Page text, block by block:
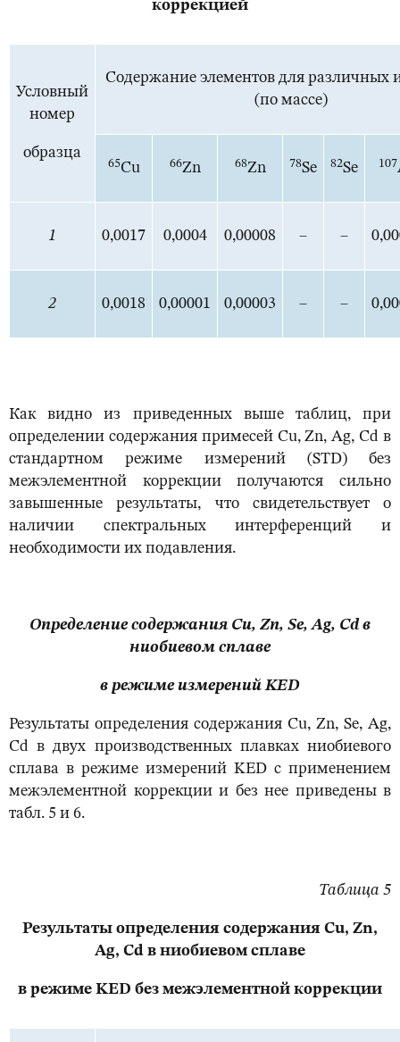
коррекцией
Условный
номер
образца
Содержание элементов для различных
(по массе)
65Cu 66Zn 68Zn 78Se 82Se 107
1 0,0017 0,0004 0,00008 – –
2 0,0018 0,00001 0,00003 – –
Как видно из приведенных выше таблиц, при
определении содержания примесей Cu, Zn, Ag, Cd в
стандартном режиме измерений (STD) без
межэлементной коррекции получаются сильно
завышенные результаты, что свидетельствует о
наличии спектральных интерференций и
необходимости их подавления.
Определение содержания Cu, Zn, Se, Ag, Cd в
ниобиевом сплаве
в режиме измерений KED
Результаты определения содержания Cu, Zn, Se, Ag,
Cd в двух производственных плавках ниобиевого
сплава в режиме измерений KED с применением
межэлементной коррекции и без нее приведены в
табл. 5 и 6.
Таблица 5
Результаты определения содержания Cu, Zn,
Ag, Cd в ниобиевом сплаве
в режиме KED без межэлементной коррекции